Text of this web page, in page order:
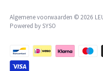
Algemene voorwaarden © 2026
Powered by SYSO